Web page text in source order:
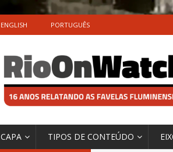
ENGLISH PORTUGUÊS
CAPA TIPOS DE CONTEÚDO